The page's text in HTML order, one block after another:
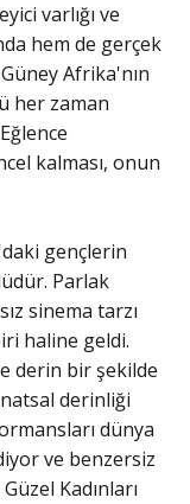
varlığı ve
hem de gerçek
Afrika'nın
her zaman
kalması, onun
gençlerin
Parlak
sinema tarzı
haline geldi.
derin bir şekilde
derinliği
dünya
ve benzersiz
Kadınları